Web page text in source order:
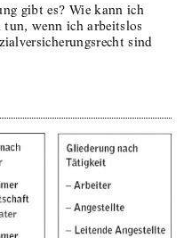
gibt es? Wie kann ich
tun, wenn ich arbeitslos
sind